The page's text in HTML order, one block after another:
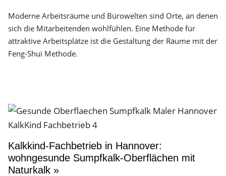
Moderne Arbeitsräume und Bürowelten sind Orte, an denen
sich die Mitarbeitenden wohlfühlen. Eine Methode für
attraktive Arbeitsplätze ist die Gestaltung der Räume mit der
Feng-Shui Methode.
Kalkkind-Fachbetrieb in Hannover:
wohngesunde Sumpfkalk-Oberflächen mit
Naturkalk »